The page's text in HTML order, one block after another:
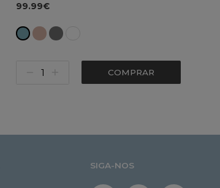
99.99€
COMPRAR
SIGA-NOS